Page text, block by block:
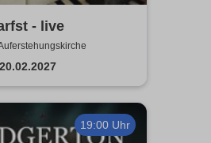
- live
19:00 Uhr